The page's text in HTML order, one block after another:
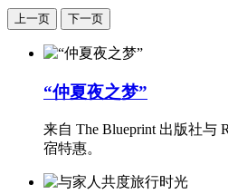
上一页 下一页
“仲夏夜之梦”
来自 The Blueprint 出版社与
宿特惠。